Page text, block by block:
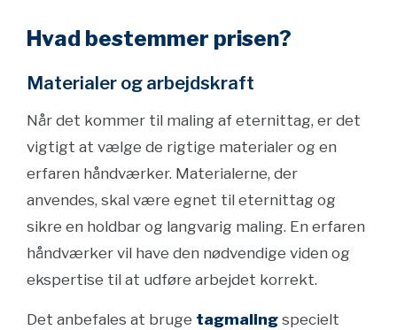
Hvad bestemmer prisen?
Materialer og arbejdskraft
Når det kommer til maling af eternittag, er det
vigtigt at vælge de rigtige materialer og en
erfaren håndværker. Materialerne, der
anvendes, skal være egnet til eternittag og
sikre en holdbar og langvarig maling. En erfaren
håndværker vil have den nødvendige viden og
ekspertise til at udføre arbejdet korrekt.
Det anbefales at bruge tagmaling specielt